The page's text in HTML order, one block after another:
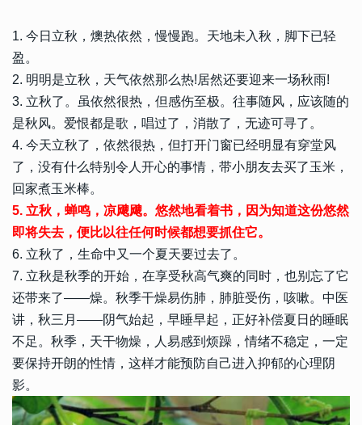
1. 今日立秋，燠热依然，慢慢跑。天地未入秋，脚下已轻
盈。
2. 明明是立秋，天气依然那么热!居然还要迎来一场秋雨!
3. 立秋了。虽依然很热，但感伤至极。往事随风，应该随的
是秋风。爱恨都是歌，唱过了，消散了，无迹可寻了。
4. 今天立秋了，依然很热，但打开门窗已经明显有穿堂风
了，没有什么特别令人开心的事情，带小朋友去买了玉米，
回家煮玉米棒。
5. 立秋，蝉鸣，凉飕飕。悠然地看着书，因为知道这份悠然
即将失去，便比以往任何时候都想要抓住它。
6. 立秋了，生命中又一个夏天要过去了。
7. 立秋是秋季的开始，在享受秋高气爽的同时，也别忘了它
还带来了――燥。秋季干燥易伤肺，肺脏受伤，咳嗽。中医
讲，秋三月――阴气始起，早睡早起，正好补偿夏日的睡眠
不足。秋季，天干物燥，人易感到烦躁，情绪不稳定，一定
要保持开朗的性情，这样才能预防自己进入抑郁的心理阴
影。